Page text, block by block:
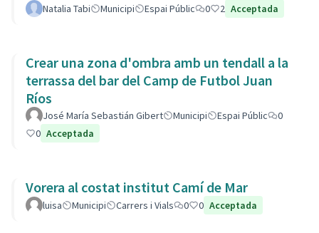
Natalia Tabi Municipi Espai Públic 0 2 Acceptada
Crear una zona d'ombra amb un tendall a la
terrassa del bar del Camp de Futbol Juan
Ríos
José María Sebastián Gibert Municipi Espai Públic
0
0 Acceptada
Vorera al costat institut Camí de Mar
luisa Municipi Carrers i Vials 0 0 Acceptada